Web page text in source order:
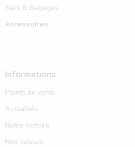
Sacs & Bagages
Accessoires
Informations
Points de vente
Actualités
Notre histoire
Nos valeurs